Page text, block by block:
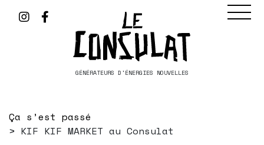
GÉNÉRATEURS D'ÉNERGIES NOUVELLES
Ça s’est passé
KIF KIF MARKET au Consulat